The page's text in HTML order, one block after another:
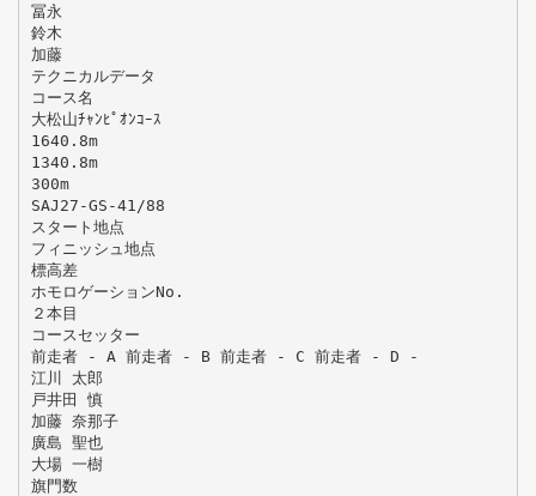
冨永
鈴木
加藤
テクニカルデータ
コース名
大松山ﾁｬﾝﾋﾟｵﾝｺｰｽ
1640.8m
1340.8m
300m
SAJ27-GS-41/88
スタート地点
フィニッシュ地点
標高差
ホモロゲーションNo.
２本目
コースセッター
前走者 - A 前走者 - B 前走者 - C 前走者 - D -
江川 太郎
戸井田 慎
加藤 奈那子
廣島 聖也
大場 一樹
旗門数